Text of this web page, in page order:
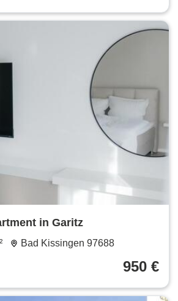
in Garitz
Bad Kissingen 97688
950 €